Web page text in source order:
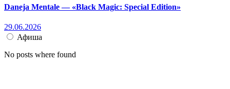
Daneja Mentale — «Black Magic: Special Edition»
29.06.2026
Афиша
No posts where found